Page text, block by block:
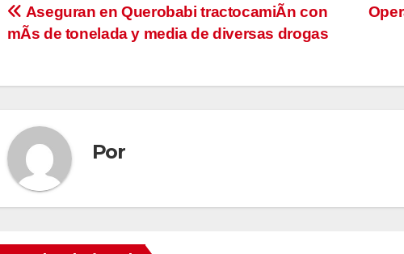
Navegación
entradas
Aseguran en Querobabi tractocamiÃn con
mÃs de tonelada y media de diversas drogas
Por